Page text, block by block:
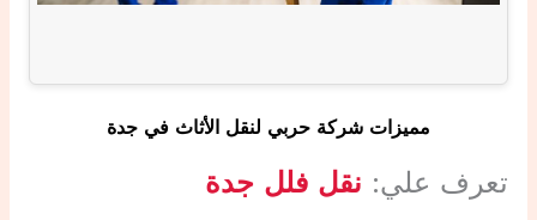
مميزات شركة حربي لنقل الأثاث في جدة
تعرف علي: نقل فلل جدة